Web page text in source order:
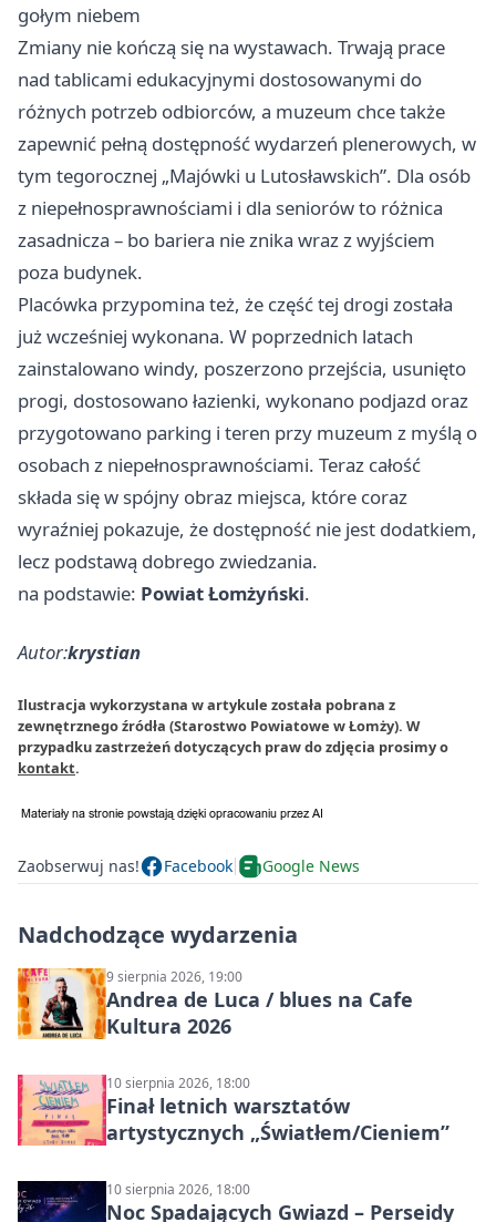
gołym niebem
Zmiany nie kończą się na wystawach. Trwają prace
nad tablicami edukacyjnymi dostosowanymi do
różnych potrzeb odbiorców, a muzeum chce także
zapewnić pełną dostępność wydarzeń plenerowych, w
tym tegorocznej „Majówki u Lutosławskich”. Dla osób
z niepełnosprawnościami i dla seniorów to różnica
zasadnicza – bo bariera nie znika wraz z wyjściem
poza budynek.
Placówka przypomina też, że część tej drogi została
już wcześniej wykonana. W poprzednich latach
zainstalowano windy, poszerzono przejścia, usunięto
progi, dostosowano łazienki, wykonano podjazd oraz
przygotowano parking i teren przy muzeum z myślą o
osobach z niepełnosprawnościami. Teraz całość
składa się w spójny obraz miejsca, które coraz
wyraźniej pokazuje, że dostępność nie jest dodatkiem,
lecz podstawą dobrego zwiedzania.
na podstawie: Powiat Łomżyński.
Autor:krystian
Ilustracja wykorzystana w artykule została pobrana z
zewnętrznego źródła (Starostwo Powiatowe w Łomży). W
przypadku zastrzeżeń dotyczących praw do zdjęcia prosimy o
kontakt.
Zaobserwuj nas! Facebook Google News
Nadchodzące wydarzenia
9 sierpnia 2026, 19:00
Andrea de Luca / blues na Cafe
Kultura 2026
10 sierpnia 2026, 18:00
Finał letnich warsztatów
artystycznych „Światłem/Cieniem”
10 sierpnia 2026, 18:00
Noc Spadających Gwiazd – Perseidy